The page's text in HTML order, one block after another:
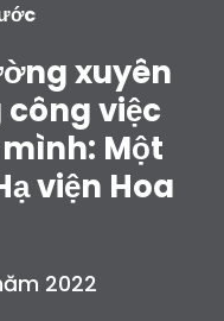
xuyên
việc
Một
viện Hoa
2022